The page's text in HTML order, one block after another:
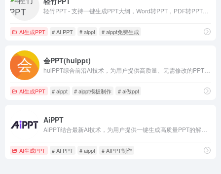
AI生成PPT # AI PPT # aippt # aippt免费生成
会PPT(huippt)
AI生成PPT # aippt # aippt模板制作 # ai做ppt
AiPPT
AI生成PPT # AI PPT # aippt # AIPPT制作